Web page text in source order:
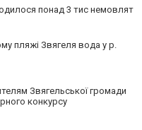
понад 3 тис немовлят
пляжі Звягеля вода у р.
Звягельської громади
конкурсу